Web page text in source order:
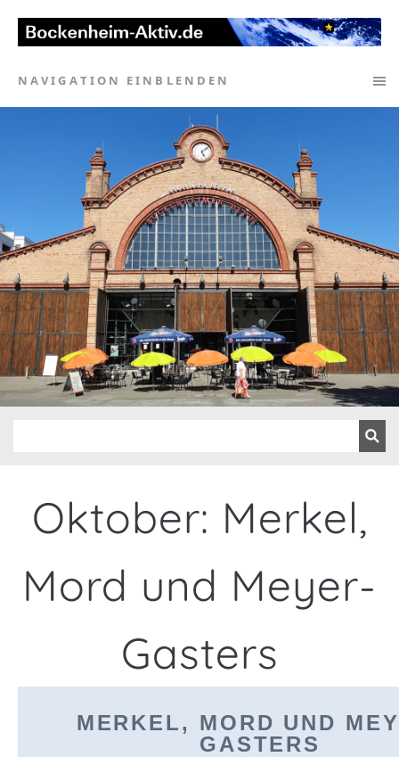
NAVIGATION EINBLENDEN
Oktober: Merkel,
Mord und Meyer-
Gasters
MERKEL, MORD UND
GASTERS